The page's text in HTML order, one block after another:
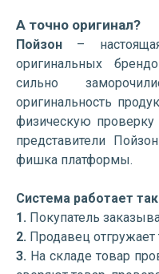
А точно оригинал?
Пойзон –
оригинальных
сильно
оригинальность
физическую проверку
представители
фишка платформы.
Система работает
1. Покупатель
2. Продавец отгружает
3. На складе товар